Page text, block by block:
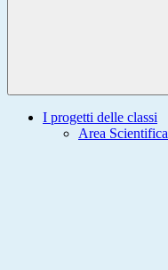
I progetti delle classi
Area Scientifica